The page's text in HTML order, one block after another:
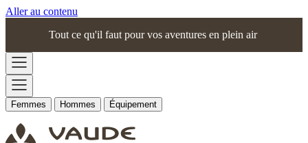
Aller au contenu
Tout ce qu'il faut pour vos aventures en plein air
Femmes Hommes Équipement